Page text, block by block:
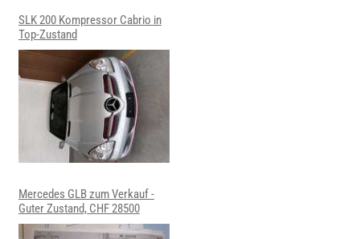
SLK 200 Kompressor Cabrio in
Top-Zustand
Mercedes GLB zum Verkauf -
Guter Zustand, CHF 28500